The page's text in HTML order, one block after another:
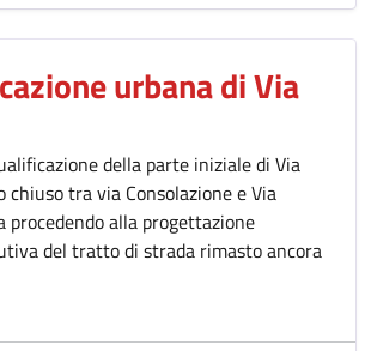
urbana di Via
della parte iniziale di Via
tra via Consolazione e Via
procedendo alla progettazione
del tratto di strada rimasto ancora